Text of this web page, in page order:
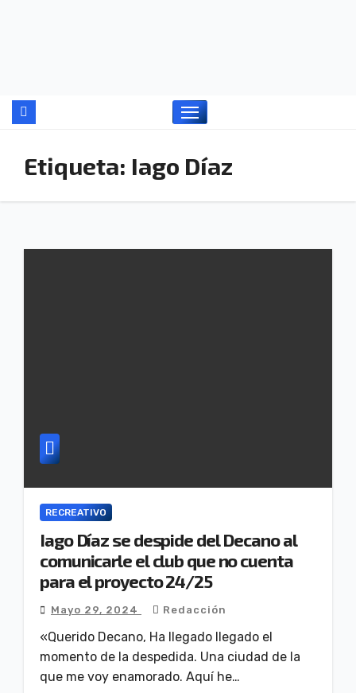
Etiqueta: Iago Díaz
RECREATIVO
Iago Díaz se despide del Decano al
comunicarle el club que no cuenta
para el proyecto 24/25
Mayo 29, 2024 Redacción
«Querido Decano, Ha llegado llegado el
momento de la despedida. Una ciudad de la
que me voy enamorado. Aquí he…